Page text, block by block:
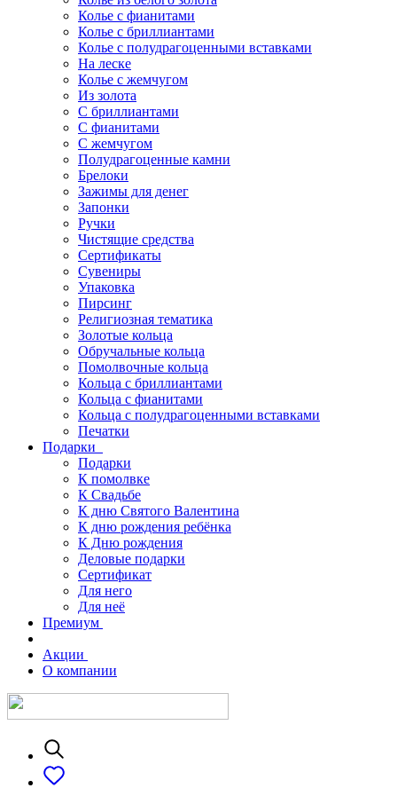
Колье с фианитами
Колье с бриллиантами
Колье с полудрагоценными вставками
На леске
Колье с жемчугом
Из золота
С бриллиантами
С фианитами
С жемчугом
Полудрагоценные камни
Брелоки
Зажимы для денег
Запонки
Ручки
Чистящие средства
Сертификаты
Сувениры
Упаковка
Пирсинг
Религиозная тематика
Золотые кольца
Обручальные кольца
Помолвочные кольца
Кольца с бриллиантами
Кольца с фианитами
Кольца с полудрагоценными вставками
Печатки
Подарки
Подарки
К помолвке
К Свадьбе
К дню Святого Валентина
К дню рождения ребёнка
К Дню рождения
Деловые подарки
Сертификат
Для него
Для неё
Премиум
Акции
О компании